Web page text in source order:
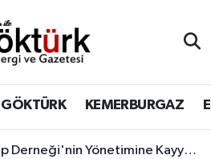
GÖKTÜRK KEMERBURGAZ
Yönetimine Kayyum Atandı
Durumu
Yoğunluk Haritası
ve Fikstür